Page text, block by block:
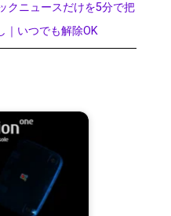
クニュースだけを5分で把
｜いつでも解除OK